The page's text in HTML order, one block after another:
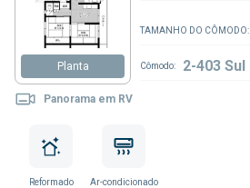
Planta
Panorama em RV
TAMANHO DO CÔMODO:
Cômodo: 2-403 Sul
Reformado Ar-condicionado